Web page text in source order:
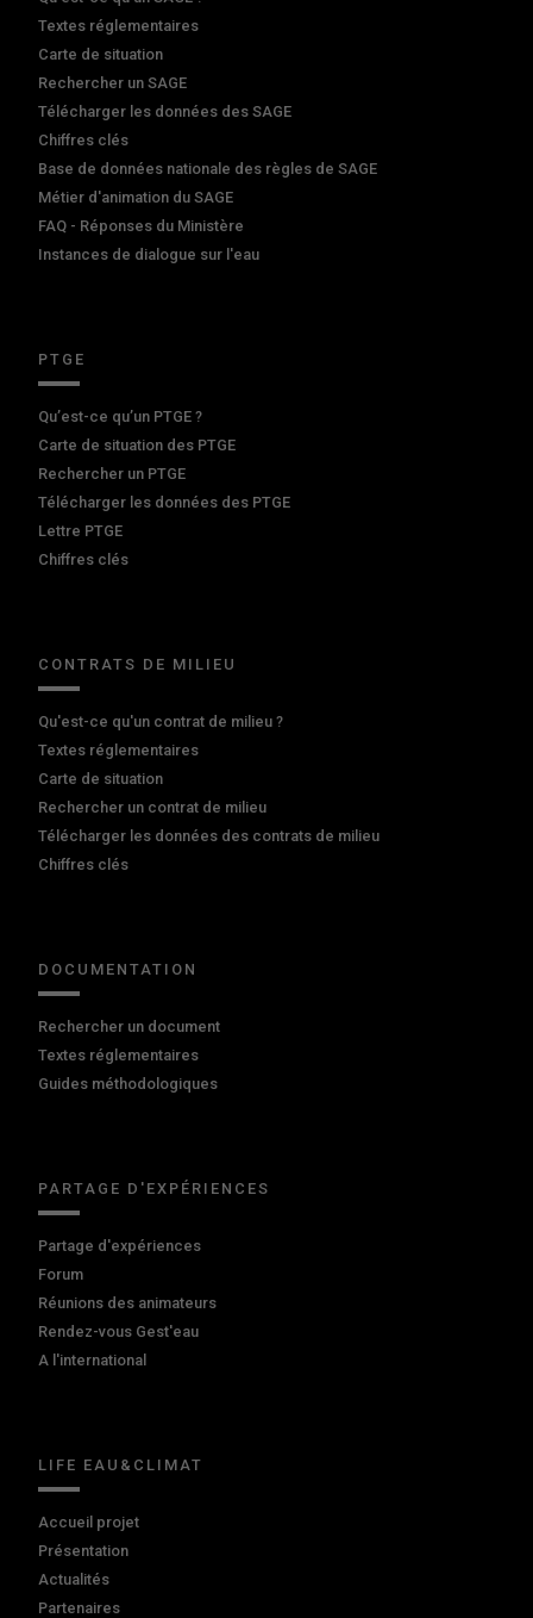
Textes réglementaires
Carte de situation
Rechercher un SAGE
Télécharger les données des SAGE
Chiffres clés
Base de données nationale des règles de SAGE
Métier d'animation du SAGE
FAQ - Réponses du Ministère
Instances de dialogue sur l'eau
PTGE
Qu’est-ce qu’un PTGE ?
Carte de situation des PTGE
Rechercher un PTGE
Télécharger les données des PTGE
Lettre PTGE
Chiffres clés
CONTRATS DE MILIEU
Qu'est-ce qu'un contrat de milieu ?
Textes réglementaires
Carte de situation
Rechercher un contrat de milieu
Télécharger les données des contrats de milieu
Chiffres clés
DOCUMENTATION
Rechercher un document
Textes réglementaires
Guides méthodologiques
PARTAGE D'EXPÉRIENCES
Partage d'expériences
Forum
Réunions des animateurs
Rendez-vous Gest'eau
A l'international
LIFE EAU&CLIMAT
Accueil projet
Présentation
Actualités
Partenaires